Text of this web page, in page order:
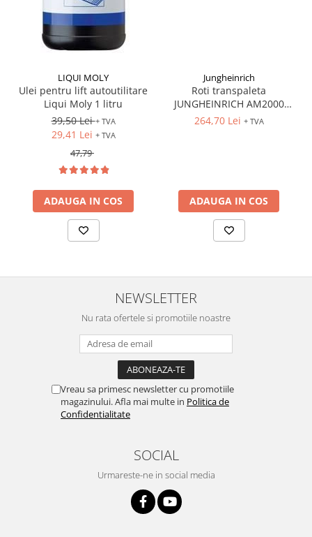
LIQUI MOLY
Ulei pentru lift autoutilitare
Liqui Moly 1 litru
39,50 Lei+ TVA
29,41 Lei + TVA
47,79
ADAUGA IN COS
Jungheinrich
Roti transpaleta
JUNGHEINRICH AM2000
170x50 mm
264,70 Lei + TVA
ADAUGA IN COS
NEWSLETTER
Nu rata ofertele si promotiile noastre
Vreau sa primesc newsletter cu promotiile
magazinului. Afla mai multe in Politica de
Confidentialitate
SOCIAL
Urmareste-ne in social media